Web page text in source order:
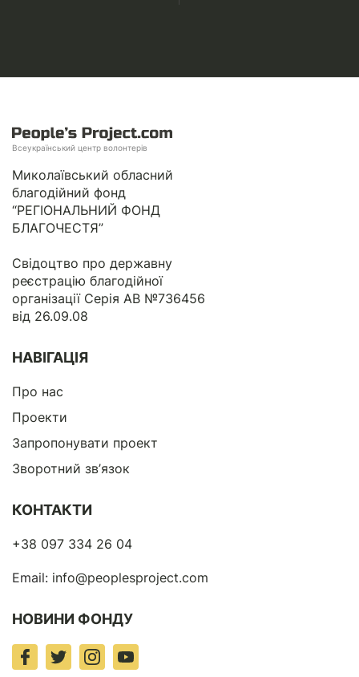
Всеукраїнський центр волонтерів
Миколаївський обласний
благодійний фонд
“РЕГІОНАЛЬНИЙ ФОНД
БЛАГОЧЕСТЯ”
Свідоцтво про державну
реєстрацію благодійної
організації Серія АВ №736456
від 26.09.08
НАВІГАЦІЯ
Про нас
Проекти
Запропонувати проект
Зворотний зв’язок
КОНТАКТИ
+38 097 334 26 04
Email: info@peoplesproject.com
НОВИНИ ФОНДУ